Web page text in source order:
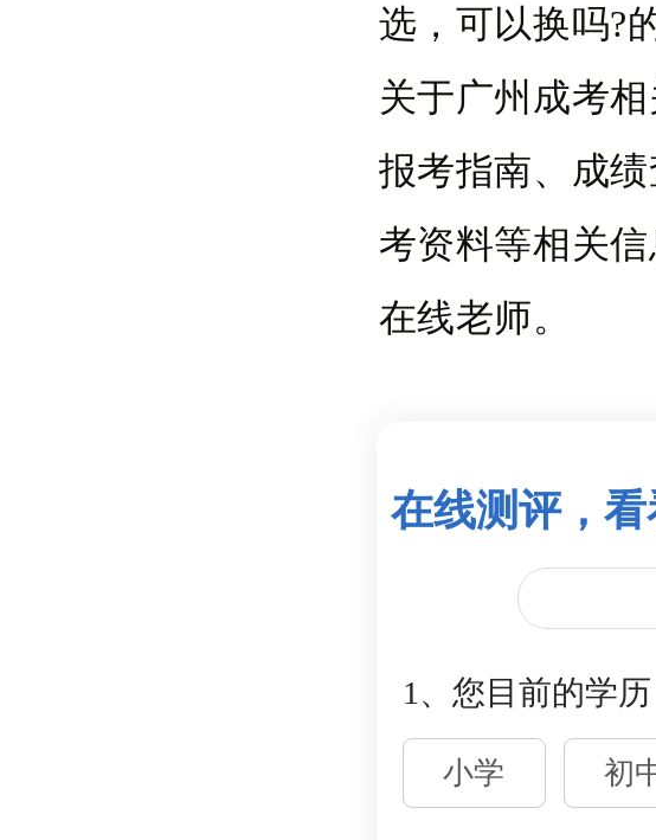
选，可以换吗?
关于广州成考
报考指南、成
考资料等相关
在线老师。
在线测评，
1、您目前的学历
小学 初